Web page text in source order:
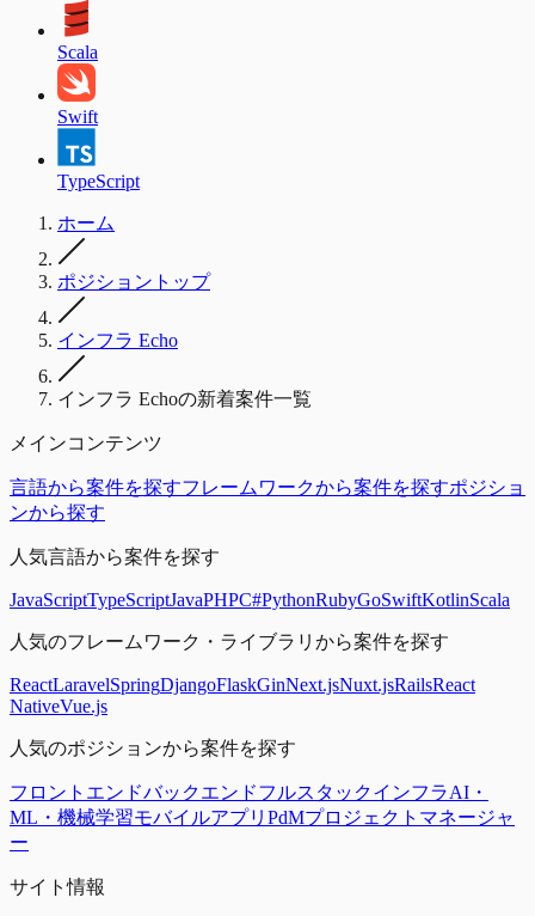
Scala
Swift
TypeScript
ホーム
ポジショントップ
インフラ Echo
インフラ Echoの新着案件一覧
メインコンテンツ
言語から案件を探すフレームワークから案件を探すポジショ
ンから探す
人気言語から案件を探す
JavaScriptTypeScriptJavaPHPC#PythonRubyGoSwiftKotlinScala
人気のフレームワーク・ライブラリから案件を探す
ReactLaravelSpringDjangoFlaskGinNext.jsNuxt.jsRailsReact
NativeVue.js
人気のポジションから案件を探す
フロントエンドバックエンドフルスタックインフラAI・
ML・機械学習モバイルアプリ PdMプロジェクトマネージャ
ー
サイト情報